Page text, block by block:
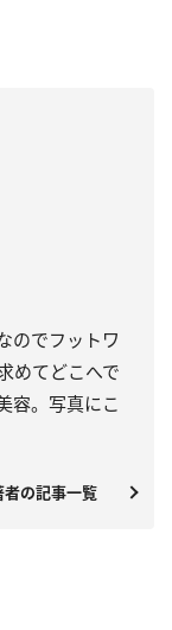
のでフットワ
めてどこへで
容。写真にこ
者の記事一覧